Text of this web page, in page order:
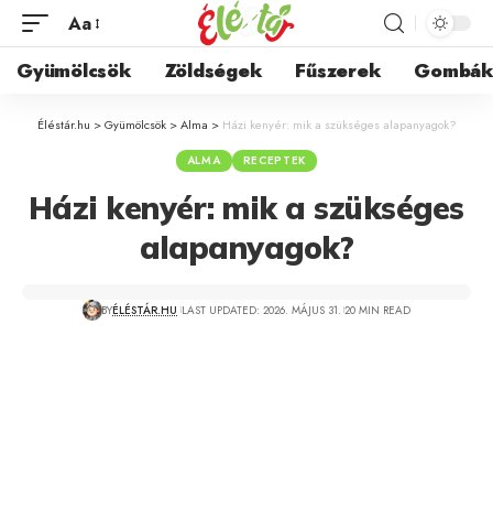
Aa
Gyümölcsök Zöldségek Fűszerek Gombák
Éléstár.hu >Gyümölcsök>Alma > Házi kenyér: mik a szükséges alapanyagok?
ALMA RECEPTEK
Házi kenyér: mik a szükséges
alapanyagok?
BYÉLÉSTÁR.HU LAST UPDATED: 2026. MÁJUS 31. 20 MIN READ